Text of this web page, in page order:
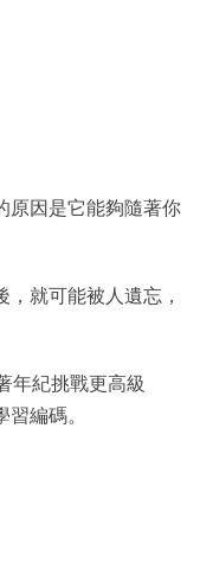
原因是它能夠隨著你
就可能被人遺忘，
年紀挑戰更高級
編碼。